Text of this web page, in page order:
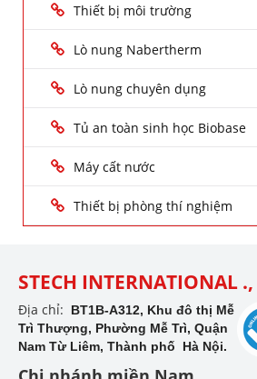
Thiết bị môi trường
Lò nung Nabertherm
Lò nung chuyên dụng
Tủ an toàn sinh học Biobase
Máy cất nước
Thiết bị phòng thí nghiệm
STECH INTERNATIONAL
Địa chỉ:
BT1B-A312, Khu đô thị Mễ
Trì Thượng, Phường Mễ Trì, Quận
Nam Từ Liêm, Thành phố Hà Nội.